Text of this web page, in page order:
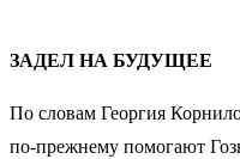
ЗАДЕЛ НА БУДУЩЕЕ
По словам Георгия
по-прежнему помогают